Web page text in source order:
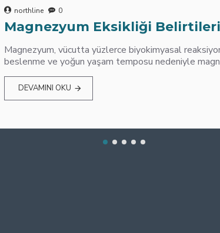
northline 0
Magnezyum Eksikliği
Magnezyum, vücutta yüzlerce biyokimyasal
beslenme ve yoğun yaşam temposu nedeniyle
DEVAMINI OKU